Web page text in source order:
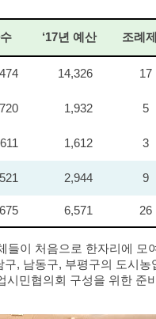
‘17년 예산 조례
14,326 17
1,932 5
1,612 3
2,944 9
6,571 26
이 처음으로 한자리에 모
, 남동구, 부평구의 도시
민협의회 구성을 위한 준